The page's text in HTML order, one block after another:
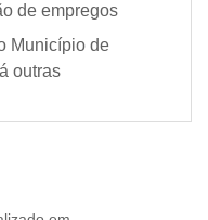
de empregos
Município de
outras